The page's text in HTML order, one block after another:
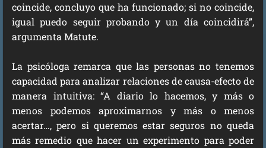
coincide, concluyo que ha funcionado; si no coincide,
igual puedo seguir probando y un día coincidirá”,
argumenta Matute.
La psicóloga remarca que las personas no tenemos
capacidad para analizar relaciones de causa-efecto de
manera intuitiva: “A diario lo hacemos, y más o
menos podemos aproximarnos y más o menos
acertar…, pero si queremos estar seguros no queda
más remedio que hacer un experimento para poder